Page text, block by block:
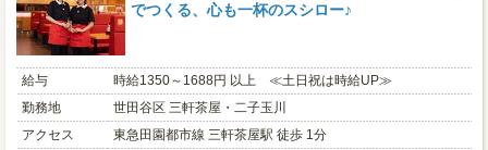
でつくる、心も一杯のスシロー♪
給与
時給1350～1688円 以上 ≪土日祝は時給UP≫
勤務地
世田谷区 三軒茶屋・二子玉川
アクセス
東急田園都市線 三軒茶屋駅 徒歩 1分